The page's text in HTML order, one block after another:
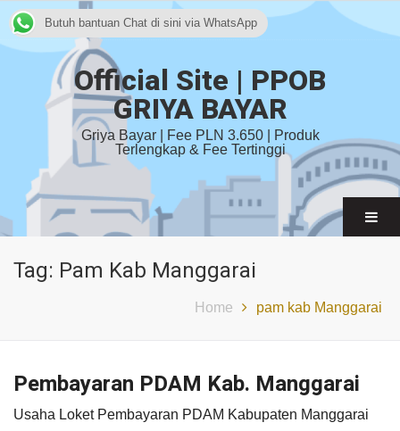
Official Site | PPOB
GRIYA BAYAR
Griya Bayar | Fee PLN 3.650 | Produk
Terlengkap & Fee Tertinggi
Tag: Pam Kab Manggarai
Home pam kab Manggarai
Pembayaran PDAM Kab. Manggarai
Usaha Loket Pembayaran PDAM Kabupaten Manggarai
Butuh bantuan Chat di sini via WhatsApp